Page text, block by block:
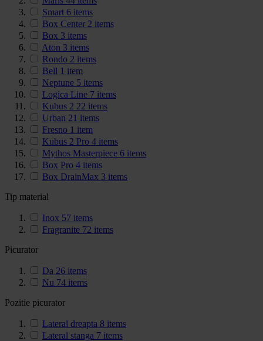
Smart 6 items
Box Center 2 items
Box 3 items
Aton 3 items
Rondo 2 items
Bell 1 item
Neptune 5 items
Logica Line 7 items
Kubus 2 22 items
Urban 21 items
Fresno 1 item
Kubus 2 Pro 4 items
Mythos Masterpiece 6 items
Box Pro 4 items
Box DrainMax 3 items
Tip material
Inox 57 items
Fragranite 72 items
Picurator
Da 26 items
Nu 74 items
Pozitie picurator
Lateral dreapta 8 items
Lateral stanga 7 items